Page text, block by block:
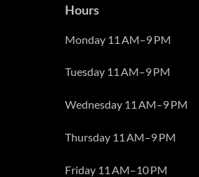
Hours
Monday 11 AM–9 PM
Tuesday 11 AM–9 PM
Wednesday 11 AM–9 PM
Thursday 11 AM–9 PM
Friday 11 AM–10 PM